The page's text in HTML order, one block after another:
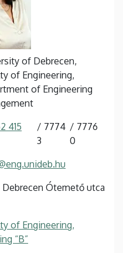
of Debrecen,
of Engineering,
of Engineering
415
7774
3
7776
0
Ótemető utca
of Engineering,
“B”